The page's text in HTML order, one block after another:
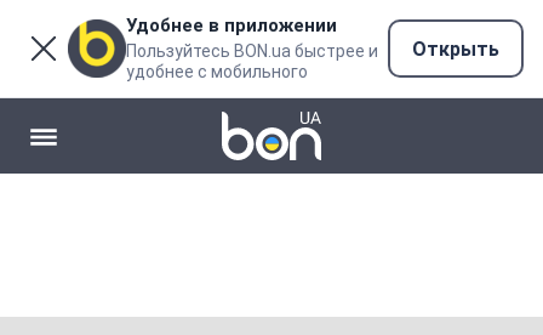
Удобнее в приложении
Пользуйтесь BON.ua быстрее и
удобнее с мобильного
Открыть